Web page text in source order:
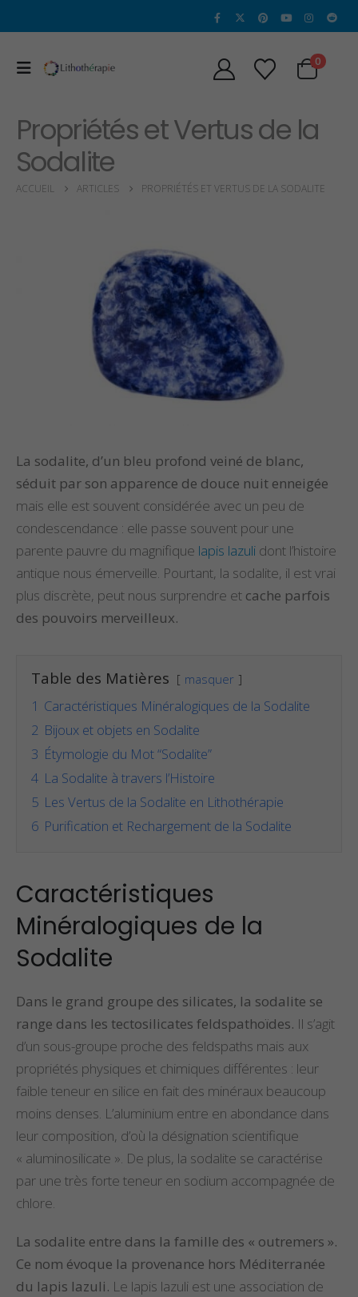
0
Propriétés et Vertus de la
Sodalite
ACCUEIL ARTICLES PROPRIÉTÉS ET VERTUS DE LA SODALITE
La sodalite, d’un bleu profond veiné de blanc,
séduit par son apparence de douce nuit enneigée
mais elle est souvent considérée avec un peu de
condescendance : elle passe souvent pour une
parente pauvre du magnifique lapis lazuli dont l’histoire
antique nous émerveille. Pourtant, la sodalite, il est vrai
plus discrète, peut nous surprendre et cache parfois
des pouvoirs merveilleux.
Table des Matières masquer
1 Caractéristiques Minéralogiques de la Sodalite
2 Bijoux et objets en Sodalite
3 Étymologie du Mot “Sodalite”
4 La Sodalite à travers l’Histoire
5 Les Vertus de la Sodalite en Lithothérapie
6 Purification et Rechargement de la Sodalite
Caractéristiques
Minéralogiques de la
Sodalite
Dans le grand groupe des silicates, la sodalite se
range dans les tectosilicates feldspathoïdes. Il s’agit
d’un sous-groupe proche des feldspaths mais aux
propriétés physiques et chimiques différentes : leur
faible teneur en silice en fait des minéraux beaucoup
moins denses. L’aluminium entre en abondance dans
leur composition, d’où la désignation scientifique
« aluminosilicate ». De plus, la sodalite se caractérise
par une très forte teneur en sodium accompagnée de
chlore.
La sodalite entre dans la famille des « outremers ».
Ce nom évoque la provenance hors Méditerranée
du lapis lazuli. Le lapis lazuli est une association de